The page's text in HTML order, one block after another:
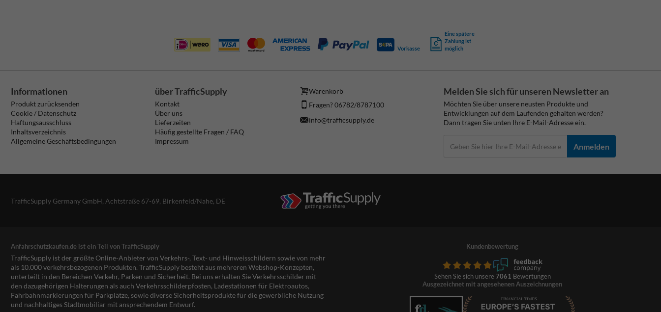
Vorkasse
Eine spätere
Zahlung ist
möglich
Informationen
Produkt zurücksenden
Cookie / Datenschutz
Haftungsausschluss
Inhaltsverzeichnis
Allgemeine Geschäftsbedingungen
über TrafficSupply
Kontakt
Über uns
Lieferzeiten
Häufig gestellte Fragen / FAQ
Impressum
Warenkorb
Fragen? 06782/8787100
info@trafficsupply.de
Melden Sie sich für unseren Newsletter an
Möchten Sie über unsere neusten Produkte und
Entwicklungen auf dem Laufenden gehalten werden?
Dann tragen Sie unten Ihre E-Mail-Adresse ein.
Anmelden
TrafficSupply Germany GmbH, Achtstraße 67-69, Birkenfeld/Nahe, DE
Anfahrschutzkaufen.de ist ein Teil von TrafficSupply
TrafficSupply ist der größte Online-Anbieter von Verkehrs-, Text- und Hinweisschildern sowie von mehr
als 10.000 verkehrsbezogenen Produkten. TrafficSupply besteht aus mehreren Webshop-Konzepten,
unterteilt in den Bereichen Verkehr, Parken und Sicherheit. Bei uns erhalten Sie Verkehrsschilder mit
den dazugehörigen Halterungen als auch Verkehrsschilderpfosten, Ladestationen für Elektroautos,
Fahrbahnmarkierungen für Parkplätze, sowie diverse Sicherheitsprodukte für die gewerbliche Nutzung
und nachhaltiges Stadtmobiliar mit ansprechendem Entwurf.
Kundenbewertung
Sehen Sie sich unsere 7061 Bewertungen
Ausgezeichnet mit angesehenen Auszeichnungen